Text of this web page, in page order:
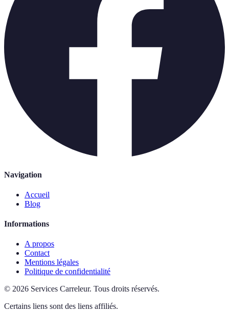
Navigation
Accueil
Blog
Informations
A propos
Contact
Mentions légales
Politique de confidentialité
© 2026 Services Carreleur. Tous droits réservés.
Certains liens sont des liens affiliés.